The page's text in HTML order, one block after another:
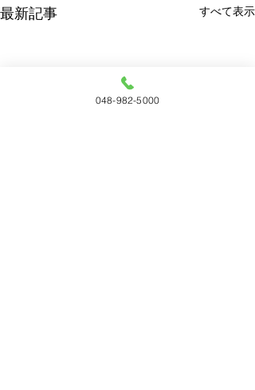
最新記事 すべて表示
048-982-5000